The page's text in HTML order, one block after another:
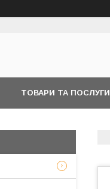
ТОВАРИ ТА ПОСЛУГИ